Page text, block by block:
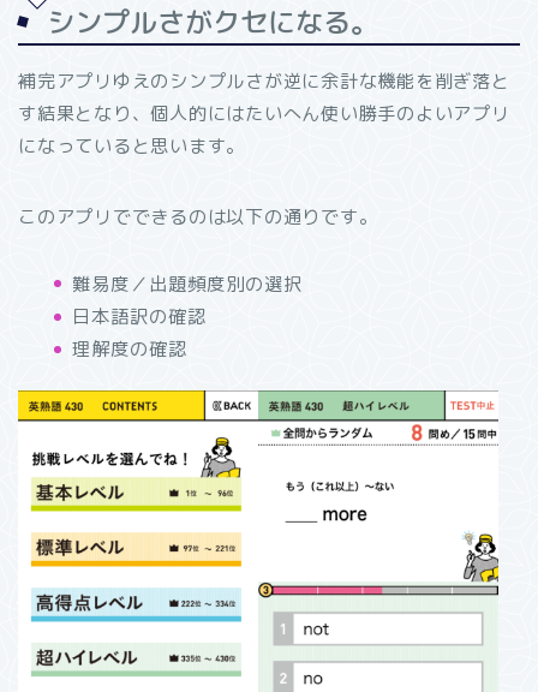
シンプルさがクセになる。
補完アプリゆえのシンプルさが逆に余計な機能を削ぎ落と
す結果となり、個人的にはたいへん使い勝手のよいアプリ
になっていると思います。
このアプリでできるのは以下の通りです。
難易度／出題頻度別の選択
日本語訳の確認
理解度の確認